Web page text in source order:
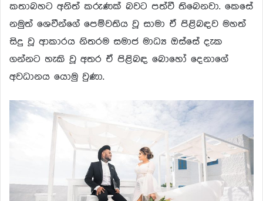
කතාබහට අනිත් කරුණක් බවට පත්වී තිබෙනවා. කෙසේ
නමුත් ශෙවීන්ගේ පෙම්වතිය වූ සාමා ඒ පිළිබඳව මහත්
සිදු වූ ආකාරය නිතරම සමාජ මාධ්‍ය ඔස්සේ දැක
ගන්නට හැකි වූ අතර ඒ පිළිබඳ බොහෝ දෙනාගේ
අවධානය යොමු වුණා.